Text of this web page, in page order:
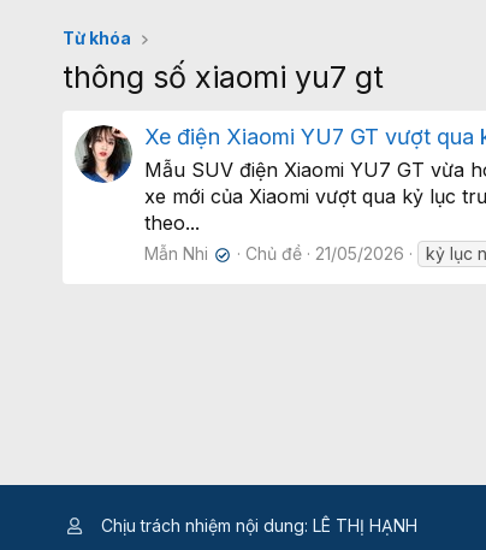
Từ khóa
thông số xiaomi yu7 gt
Xe điện Xiaomi YU7 GT vượt
Mẫu SUV điện Xiaomi YU7 GT vừa
xe mới của Xiaomi vượt qua kỷ lục
theo...
Mẫn Nhi ✔ Chủ đề 21/05/2026 kỷ lục
Chịu trách nhiệm nội dung: LÊ THỊ HẠNH